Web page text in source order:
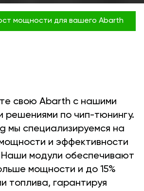
мощности для вашего Abarth
свою Abarth с нашими
решениями по чип-тюнингу.
мы специализируемся на
и эффективности
модули обеспечивают
мощности и до 15%
топлива, гарантируя